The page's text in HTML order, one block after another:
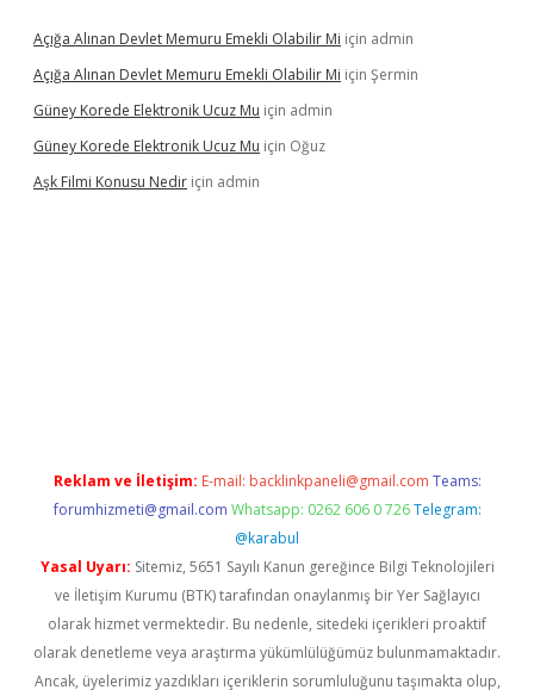
Açığa Alınan Devlet Memuru Emekli Olabilir Mi için admin
Açığa Alınan Devlet Memuru Emekli Olabilir Mi için Şermin
Güney Korede Elektronik Ucuz Mu için admin
Güney Korede Elektronik Ucuz Mu için Oğuz
Aşk Filmi Konusu Nedir için admin
Reklam ve İletişim: E-mail: backlinkpaneli@gmail.com Teams:
forumhizmeti@gmail.com Whatsapp: 0262 606 0 726 Telegram:
@karabul
Yasal Uyarı: Sitemiz, 5651 Sayılı Kanun gereğince Bilgi Teknolojileri
ve İletişim Kurumu (BTK) tarafından onaylanmış bir Yer Sağlayıcı
olarak hizmet vermektedir. Bu nedenle, sitedeki içerikleri proaktif
olarak denetleme veya araştırma yükümlülüğümüz bulunmamaktadır.
Ancak, üyelerimiz yazdıkları içeriklerin sorumluluğunu taşımakta olup,